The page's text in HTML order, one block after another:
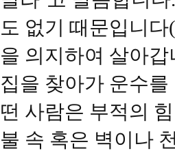
도 없기 때문입니
을 의지하여 살아
집을 찾아가 운수
떤 사람은 부적의
불 속 혹은 벽이나